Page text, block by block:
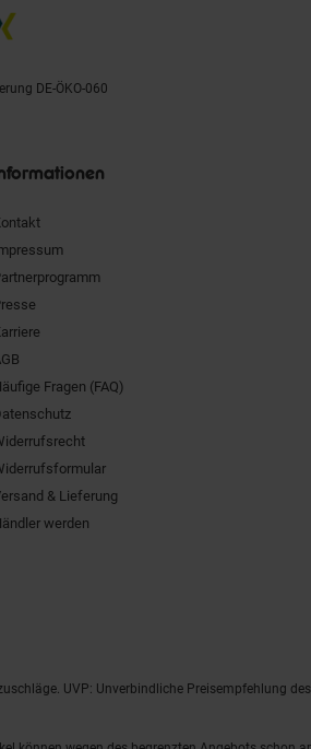
DE-ÖKO-060
Fragen (FAQ)
& Lieferung
werden
UVP: Unverbindliche Preisempfehlung